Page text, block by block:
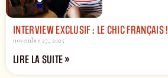
INTERVIEW EXCLUSIF : LE CHIC FRANÇAIS !
novembre 27, 2025
LIRE LA SUITE »